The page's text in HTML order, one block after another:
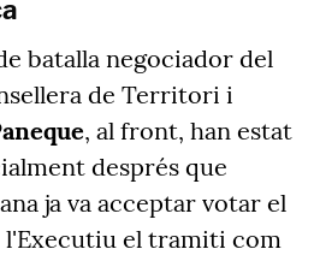
batalla negociador del
de Territori i
, al front, han estat
després que
ja va acceptar votar el
l'Executiu el tramiti com